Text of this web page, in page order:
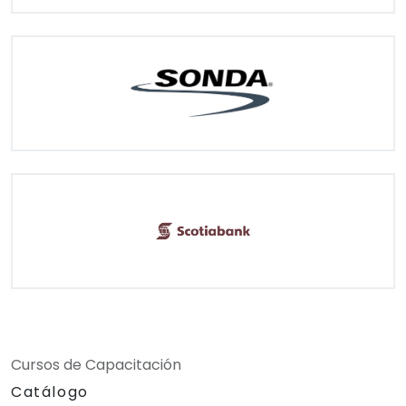
Cursos de Capacitación
Catálogo